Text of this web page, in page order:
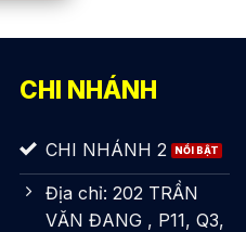
CHI NHÁNH
CHI NHÁNH 2
Địa chỉ: 202 TRẦN
VĂN ĐANG , P11, Q3,